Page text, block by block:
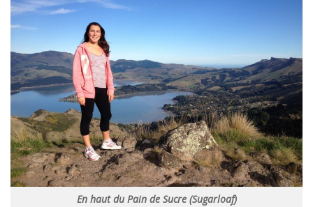
En haut du Pain de Sucre (Sugarloaf)